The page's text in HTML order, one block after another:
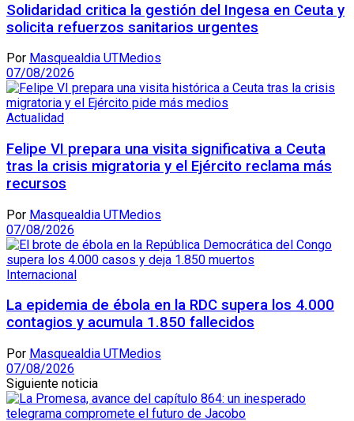
Solidaridad critica la gestión del Ingesa en Ceuta y
solicita refuerzos sanitarios urgentes
Por Masquealdia UTMedios
07/08/2026
Actualidad
Felipe VI prepara una visita significativa a Ceuta
tras la crisis migratoria y el Ejército reclama más
recursos
Por Masquealdia UTMedios
07/08/2026
Internacional
La epidemia de ébola en la RDC supera los 4.000
contagios y acumula 1.850 fallecidos
Por Masquealdia UTMedios
07/08/2026
Siguiente noticia